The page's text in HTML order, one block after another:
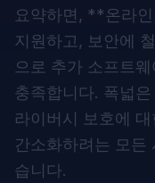
요약하면, **온라
지원하고, 보안에
으로 추가 소프트
충족합니다. 폭넓
라이버시 보호에
간소화하려는 모든
습니다.